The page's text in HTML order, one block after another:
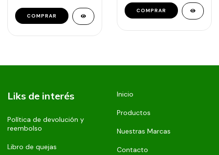
Liks de interés
Política de devolución y
reembolso
Libro de quejas
Inicio
Productos
Nuestras Marcas
Contacto